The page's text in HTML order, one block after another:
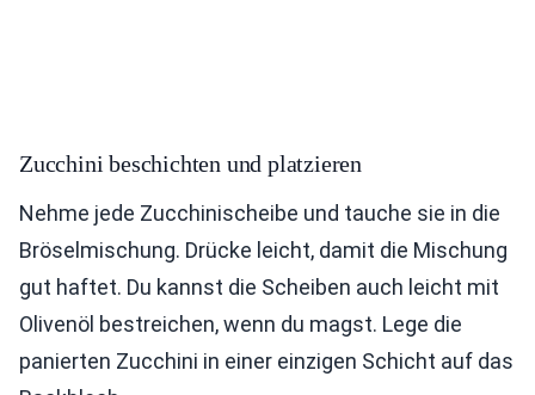
Zucchini beschichten und platzieren
Nehme jede Zucchinischeibe und tauche sie in die
Bröselmischung. Drücke leicht, damit die Mischung
gut haftet. Du kannst die Scheiben auch leicht mit
Olivenöl bestreichen, wenn du magst. Lege die
panierten Zucchini in einer einzigen Schicht auf das